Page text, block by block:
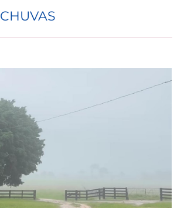
CHUVAS